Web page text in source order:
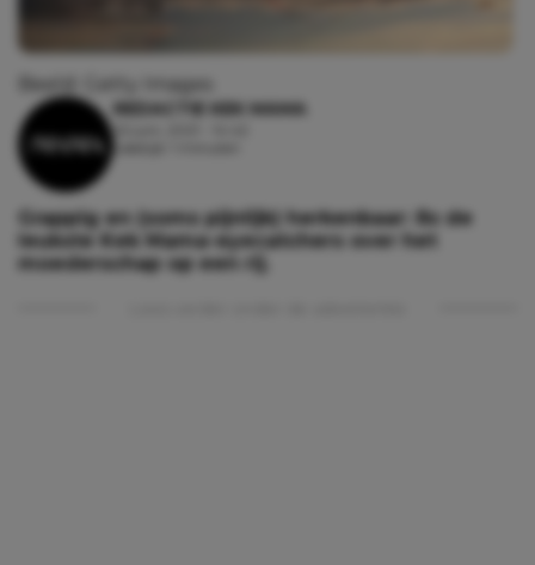
Beeld: Getty Images
REDACTIE KEK MAMA
22 juni, 2021 - 14:42
Grappig en (soms pijnlijk) herkenbaar: 8x de
leukste Kek Mama-eyecatchers over het
moederschap op een rij.